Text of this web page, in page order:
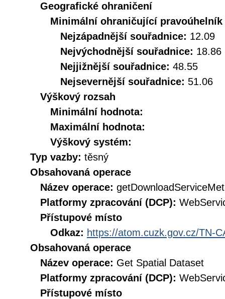
Geografické ohraničení
Minimální ohraničující pravoúhelník
Nejzápadnější souřadnice: 12.09
Nejvýchodnější souřadnice: 18.86
Nejjižnější souřadnice: 48.55
Nejsevernější souřadnice: 51.06
Výškový rozsah
Minimální hodnota:
Maximální hodnota:
Výškový systém:
Typ vazby: těsný
Obsahovaná operace
Název operace:
Platformy zpracování (DCP):
Přístupové místo
Odkaz: https://atom.cuzk.gov.cz/TN-
Obsahovaná operace
Název operace: Get Spatial Dataset
Platformy zpracování (DCP):
Přístupové místo